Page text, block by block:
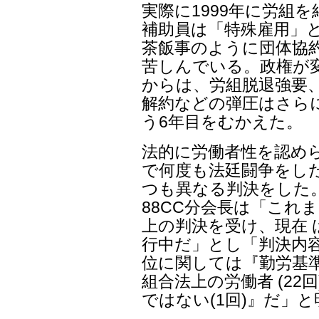
実際に1999年に労組
補助員は「特殊雇用」
茶飯事のように団体協
苦しんでいる。政権が
からは、労組脱退強要
解約などの弾圧はさら
う6年目をむかえた。
法的に労働者性を認め
で何度も法廷闘争をし
つも異なる判決をした
88CC分会長は「これ
上の判決を受け、現
行中だ」とし「判決内
位に関しては『勤労基
組合法上の労働者 (22
ではない(1回)』だ」